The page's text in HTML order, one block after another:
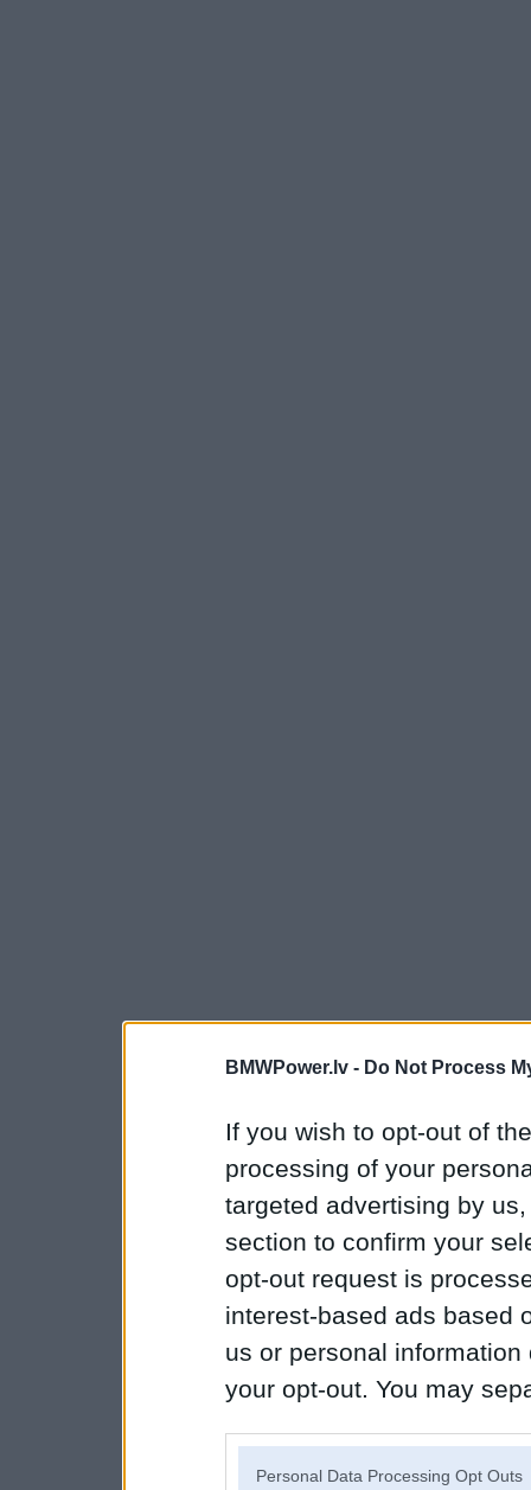
BMWPower.lv - Do Not Process
If you wish to opt-out of
processing of your
targeted advertising by
section to confirm your
opt-out request is
interest-based ads based
us or personal
your opt-out. You may
Personal Data Processing Opt Outs